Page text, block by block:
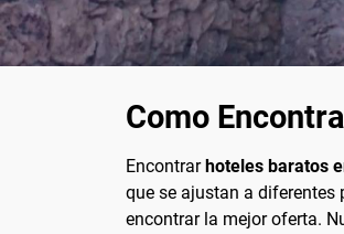
Como
Encontrar hoteles baratos
que se ajustan a diferentes
encontrar la mejor oferta.